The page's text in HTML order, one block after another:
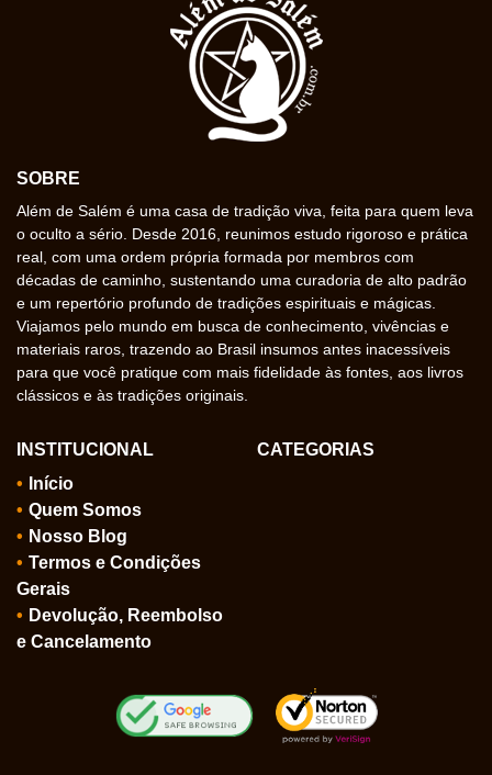
SOBRE
Além de Salém é uma casa de tradição viva, feita para quem leva
o oculto a sério. Desde 2016, reunimos estudo rigoroso e prática
real, com uma ordem própria formada por membros com
décadas de caminho, sustentando uma curadoria de alto padrão
e um repertório profundo de tradições espirituais e mágicas.
Viajamos pelo mundo em busca de conhecimento, vivências e
materiais raros, trazendo ao Brasil insumos antes inacessíveis
para que você pratique com mais fidelidade às fontes, aos livros
clássicos e às tradições originais.
INSTITUCIONAL
Início
Quem Somos
Nosso Blog
Termos e Condições
Gerais
Devolução, Reembolso
e Cancelamento
CATEGORIAS